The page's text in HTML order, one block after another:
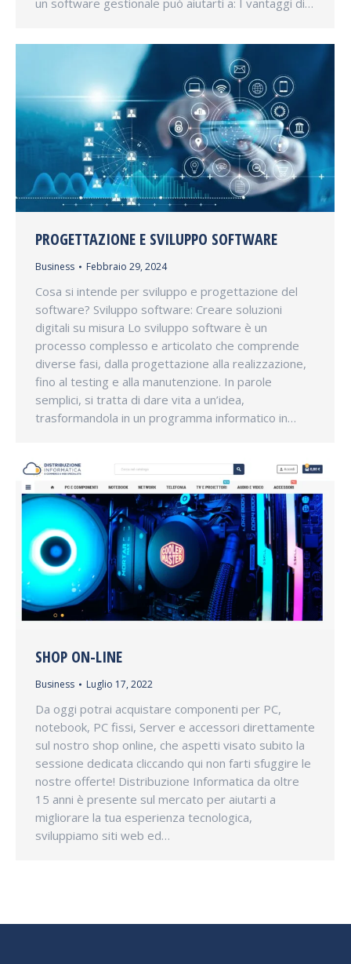
un software gestionale può aiutarti a: I vantaggi di…
PROGETTAZIONE E SVILUPPO SOFTWARE
Business Febbraio 29, 2024
Cosa si intende per sviluppo e progettazione del
software? Sviluppo software: Creare soluzioni
digitali su misura Lo sviluppo software è un
processo complesso e articolato che comprende
diverse fasi, dalla progettazione alla realizzazione,
fino al testing e alla manutenzione. In parole
semplici, si tratta di dare vita a un’idea,
trasformandola in un programma informatico in…
SHOP ON-LINE
Business Luglio 17, 2022
Da oggi potrai acquistare componenti per PC,
notebook, PC fissi, Server e accessori direttamente
sul nostro shop online, che aspetti visato subito la
sessione dedicata cliccando qui non farti sfuggire le
nostre offerte! Distribuzione Informatica da oltre
15 anni è presente sul mercato per aiutarti a
migliorare la tua esperienza tecnologica,
sviluppiamo siti web ed…